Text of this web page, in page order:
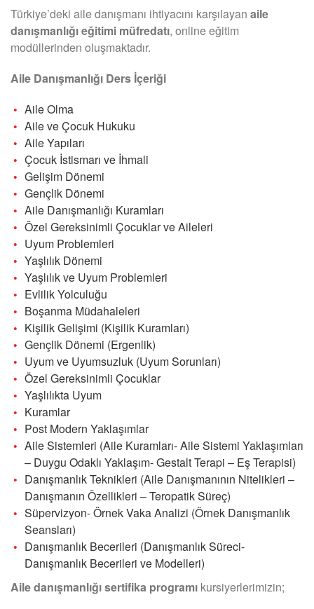
Türkiye’deki aile danışmanı ihtiyacını karşılayan aile
danışmanlığı eğitimi müfredatı, online eğitim
modüllerinden oluşmaktadır.
Aile Danışmanlığı Ders İçeriği
Aile Olma
Aile ve Çocuk Hukuku
Aile Yapıları
Çocuk İstismarı ve İhmali
Gelişim Dönemi
Gençlik Dönemi
Aile Danışmanlığı Kuramları
Özel Gereksinimli Çocuklar ve Aileleri
Uyum Problemleri
Yaşlılık Dönemi
Yaşlılık ve Uyum Problemleri
Evlilik Yolculuğu
Boşanma Müdahaleleri
Kişilik Gelişimi (Kişilik Kuramları)
Gençlik Dönemi (Ergenlik)
Uyum ve Uyumsuzluk (Uyum Sorunları)
Özel Gereksinimli Çocuklar
Yaşlılıkta Uyum
Kuramlar
Post Modern Yaklaşımlar
Aile Sistemleri (Aile Kuramları- Aile Sistemi Yaklaşımları
– Duygu Odaklı Yaklaşım- Gestalt Terapi – Eş Terapisi)
Danışmanlık Teknikleri (Aile Danışmanının Nitelikleri –
Danışmanın Özellikleri – Teropatik Süreç)
Süpervizyon- Örnek Vaka Analizi (Örnek Danışmanlık
Seansları)
Danışmanlık Becerileri (Danışmanlık Süreci-
Danışmanlık Becerileri ve Modelleri)
Aile danışmanlığı sertifika programı kursiyerlerimizin;